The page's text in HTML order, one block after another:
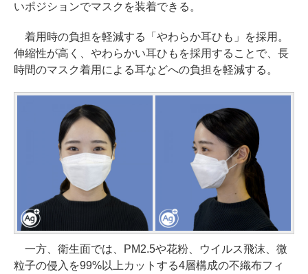
いポジションでマスクを装着できる。
着用時の負担を軽減する「やわらか耳ひも」を採用。
伸縮性が高く、やわらかい耳ひもを採用することで、長
時間のマスク着用による耳などへの負担を軽減する。
一方、衛生面では、PM2.5や花粉、ウイルス飛沫、微
粒子の侵入を99%以上カットする4層構成の不織布フィ